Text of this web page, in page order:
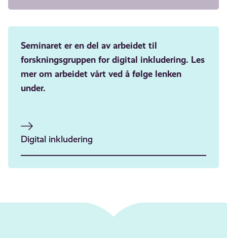
Seminaret er en del av arbeidet til
forskningsgruppen for digital inkludering. Les
mer om arbeidet vårt ved å følge lenken
under.
Digital inkludering